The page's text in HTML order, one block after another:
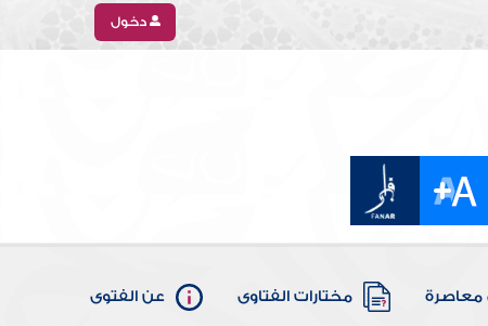
دخول
معاصرة مختارات الفتاوى عن الفتوى